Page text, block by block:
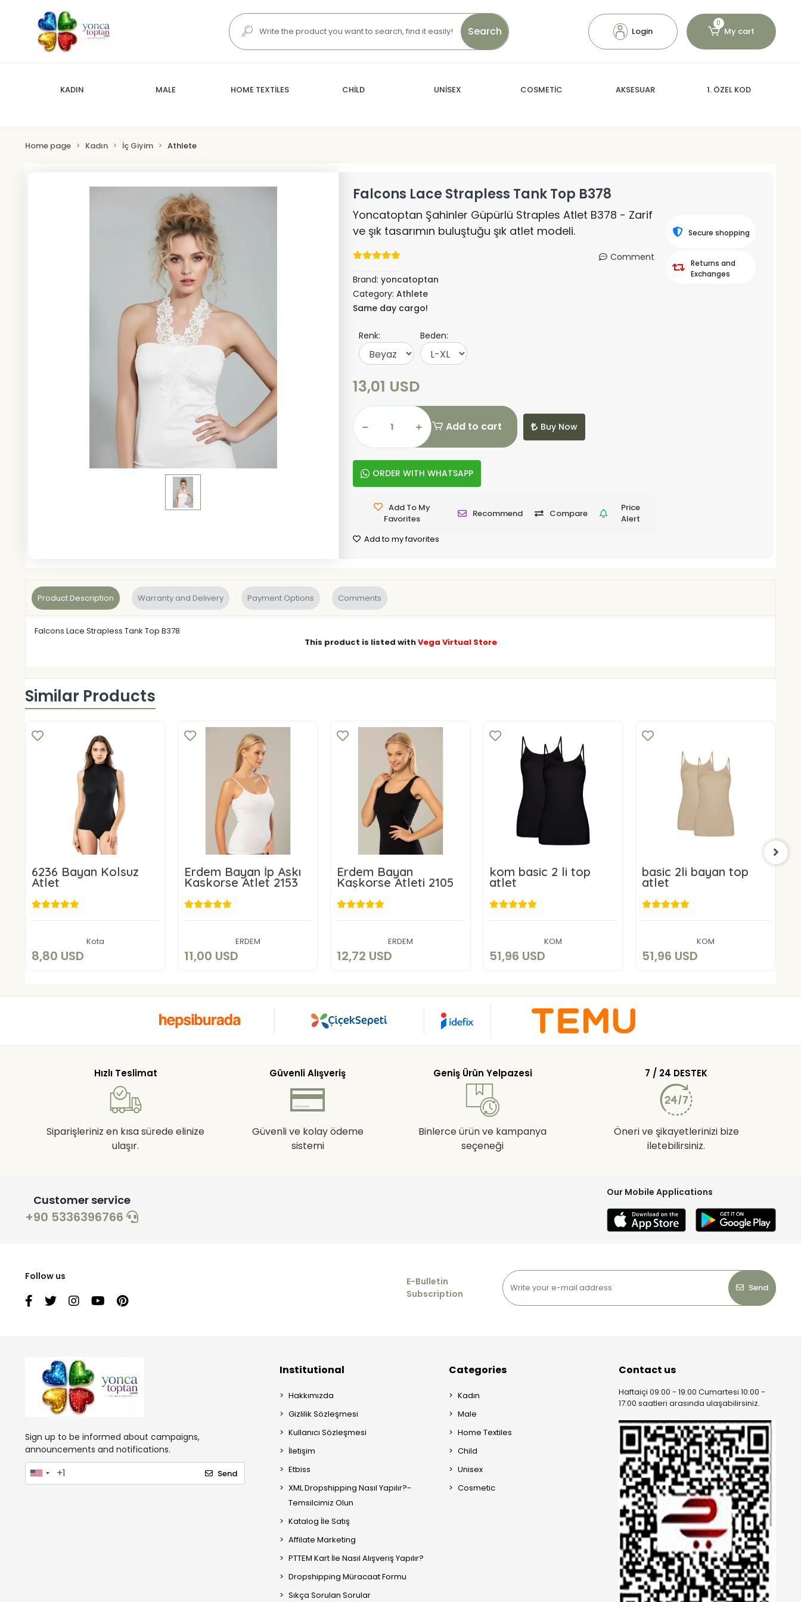
Search Login
0
My cart
KADIN MALE HOME TEXTİLES CHİLD UNİSEX COSMETİC AKSESUAR 1. ÖZEL KOD
Home page Kadın İç Giyim Athlete
Falcons Lace Strapless Tank Top B378
Yoncatoptan Şahinler Güpürlü Straples Atlet B378 - Zarif
ve şık tasarımın buluştuğu şık atlet modeli.
Comment
Brand: yoncatoptan
Category: Athlete
Same day cargo!
Renk: Beden:
13,01 USD
Add to cart Buy Now
ORDER WITH WHATSAPP
Add To My
Favorites
Recommend Compare
Price
Alert
Add to my favorites
Secure shopping
Returns and
Exchanges
Product Description Warranty and Delivery Payment Options Comments
Falcons Lace Strapless Tank Top B378
This product is listed withVega Virtual Store
Similar Products
6236 Bayan Kolsuz
Atlet
Kota
8,80 USD
Add to cart
Erdem Bayan İp Askı
Kaskorse Atlet 2153
ERDEM
11,00 USD
Add to cart
Erdem Bayan
Kaşkorse Atleti 2105
ERDEM
12,72 USD
Add to cart
kom basic 2 li top
atlet
KOM
51,96 USD
Add to cart
basic 2li bayan top
atlet
KOM
51,96 USD
Add to cart
Hızlı Teslimat
Siparişleriniz en kısa sürede elinize
ulaşır.
Güvenli Alışveriş
Güvenli ve kolay ödeme
sistemi
Geniş Ürün Yelpazesi
Binlerce ürün ve kampanya
seçeneği
7 / 24 DESTEK
Öneri ve şikayetlerinizi bize
iletebilirsiniz.
Customer service
+90 5336396766
Our Mobile Applications
Follow us
E-Bulletin
Subscription
Send
Sign up to be informed about campaigns,
announcements and notifications.
Send
Institutional
Hakkımızda
Gizlilik Sözleşmesi
Kullanıcı Sözleşmesi
İletişim
Etbiss
XML Dropshipping Nasıl Yapılır?-
Temsilcimiz Olun
Katalog İle Satış
Affilate Marketing
PTTEM Kart İle Nasıl Alışveriş Yapılır?
Dropshipping Müracaat Formu
Sıkça Sorulan Sorular
Categories
Kadın
Male
Home Textiles
Child
Unisex
Cosmetic
Contact us
Haftaiçi 09:00 - 19:00 Cumartesi 10:00 -
17:00 saatleri arasında ulaşabilirsiniz.